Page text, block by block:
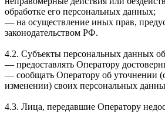
обработке его персональных данных;
— на осуществление иных прав,
законодательством РФ.
4.2. Субъекты персональных данных
— предоставлять Оператору
— сообщать Оператору об уточнении
изменении) своих персональных
4.3. Лица, передавшие Оператору